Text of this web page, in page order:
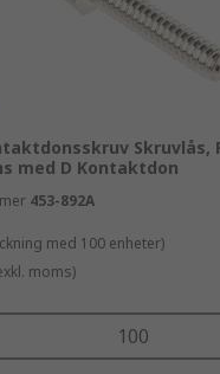
Skruvlås,
med D Kontaktdon
453-892A
med 100 enheter)
moms)